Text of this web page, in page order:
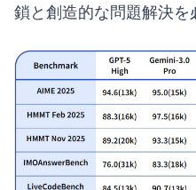
鎖と創造的な問題解決を